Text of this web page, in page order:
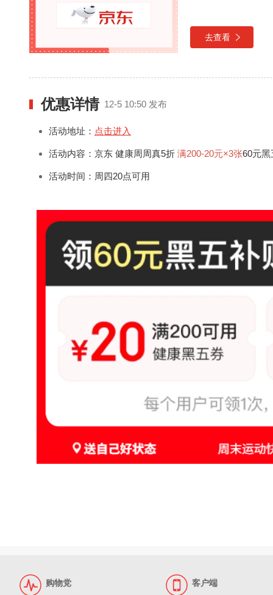
去查看
优惠详情 12-5 10:50 发布
活动地址： 点击进入
活动内容： 京东 健康周周真5折 满200-20元×3张60元
活动时间： 周四20点可用
购物党 客户端